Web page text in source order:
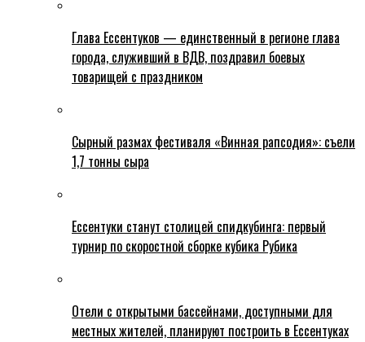
Глава Ессентуков — единственный в регионе глава
города, служивший в ВДВ, поздравил боевых
товарищей с праздником
Сырный размах фестиваля «Винная рапсодия»: съели
1,7 тонны сыра
Ессентуки станут столицей спидкубинга: первый
турнир по скоростной сборке кубика Рубика
Отели с открытыми бассейнами, доступными для
местных жителей, планируют построить в Ессентуках